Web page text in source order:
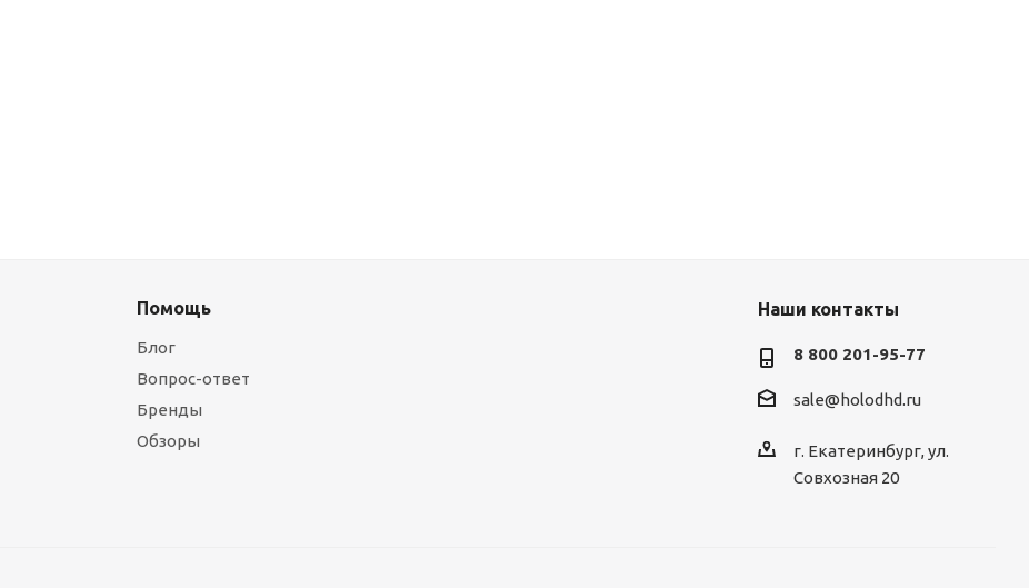
Помощь
Блог
Вопрос-ответ
Бренды
Обзоры
Наши контакты
8 800 201-95-77
sale@holodhd.ru
г. Екатеринбург, ул.
Совхозная 20